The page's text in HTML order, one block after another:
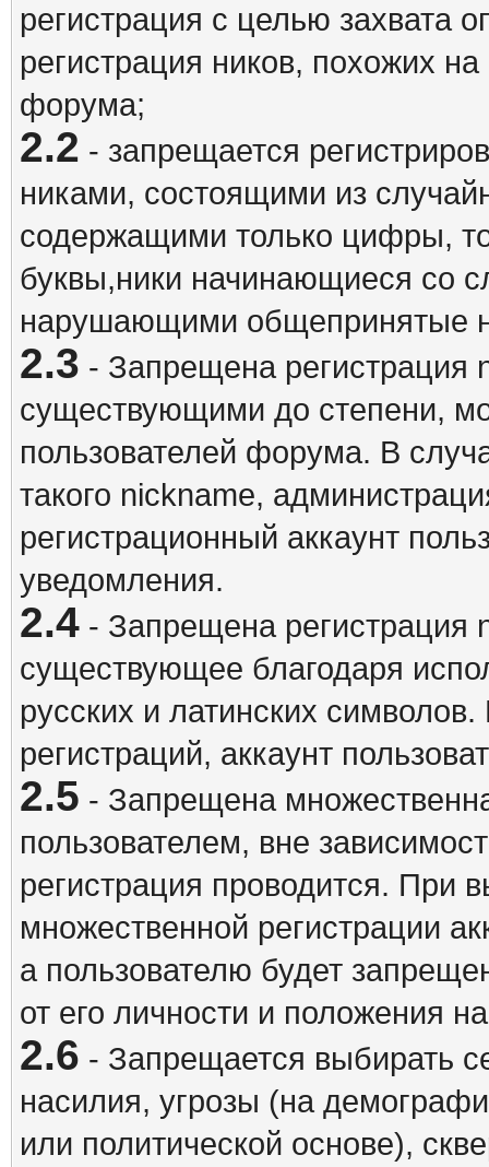
регистрация с целью захвата
регистрация ников, похожих
форума;
2.2 - запрещается
никами, состоящими из
содержащими только цифры,
буквы,ники начинающиеся со
нарушающими общепринятые
2.3 - Запрещена регистрация
существующими до степени,
пользователей форума. В
такого nickname,
регистрационный аккаунт
уведомления.
2.4- Запрещена регистрация
существующее благодаря
русских и латинских
регистраций, аккаунт
2.5 - Запрещена
пользователем, вне
регистрация проводится. При
множественной регистрации
а пользователю будет
от его личности и положения
2.6 - Запрещается выбирать
насилия, угрозы (на
или политической основе),